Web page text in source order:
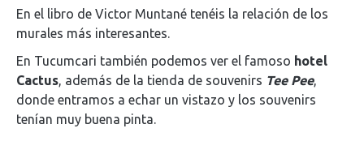
En el libro de Victor Muntané tenéis la relación de los
murales más interesantes.
En Tucumcari también podemos ver el famoso hotel
Cactus, además de la tienda de souvenirs Tee Pee,
donde entramos a echar un vistazo y los souvenirs
tenían muy buena pinta.